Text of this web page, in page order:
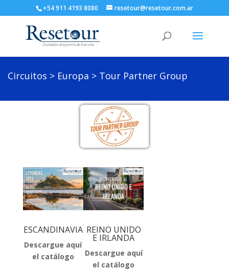
+54 911 4193 8080 resetour@resetour.com.ar
Circuitos > Europa > Tour Partner Group
ESCANDINAVIA
Descargue aquí
el catálogo
REINO UNIDO
E IRLANDA
Descargue aquí
el catálogo